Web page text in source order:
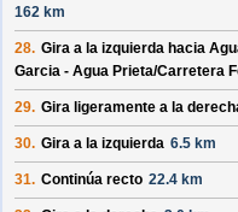
162 km
28. Gira a la izquierda hacia
Garcia - Agua Prieta/Carretera
29. Gira ligeramente a la
30. Gira a la izquierda 6.5 km
31. Continúa recto 22.4 km